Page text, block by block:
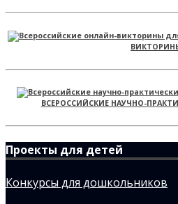
ВСЕРОССИЙСКИЕ НАУЧНО-
Проекты для детей
Конкурсы для дошкольников